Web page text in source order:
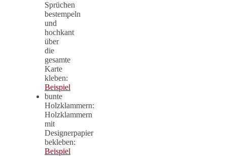
Sprüchen
bestempeln
und
hochkant
über
die
gesamte
Karte
kleben:
Beispiel
bunte
Holzklammern:
Holzklammern
mit
Designerpapier
bekleben:
Beispiel